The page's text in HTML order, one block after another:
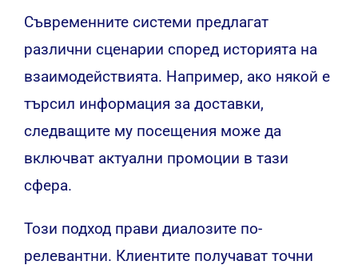
Съвременните системи предлагат
различни сценарии според историята на
взаимодействията. Например, ако някой е
търсил информация за доставки,
следващите му посещения може да
включват актуални промоции в тази
сфера.
Този подход прави диалозите по-
релевантни. Клиентите получават точни